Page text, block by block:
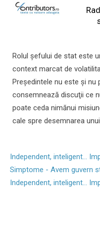
Rolul şefului de stat este
context marcat de
Preşedintele nu este şi
consemnează discuţii ce
poate ceda nimănui
cale spre desemnarea
Independent, inteligent...
Simptome - Avem guvern
Independent, inteligent...